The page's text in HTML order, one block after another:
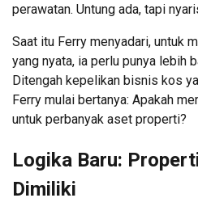
perawatan. Untung ada, tapi
Saat itu Ferry menyadari, untuk
yang nyata, ia perlu punya lebih
Ditengah kepelikan bisnis kos
Ferry mulai bertanya: Apakah
untuk perbanyak aset properti?
Logika Baru:
Dimiliki